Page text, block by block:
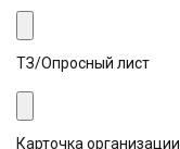
ТЗ/Опросный лист
Карточка организации